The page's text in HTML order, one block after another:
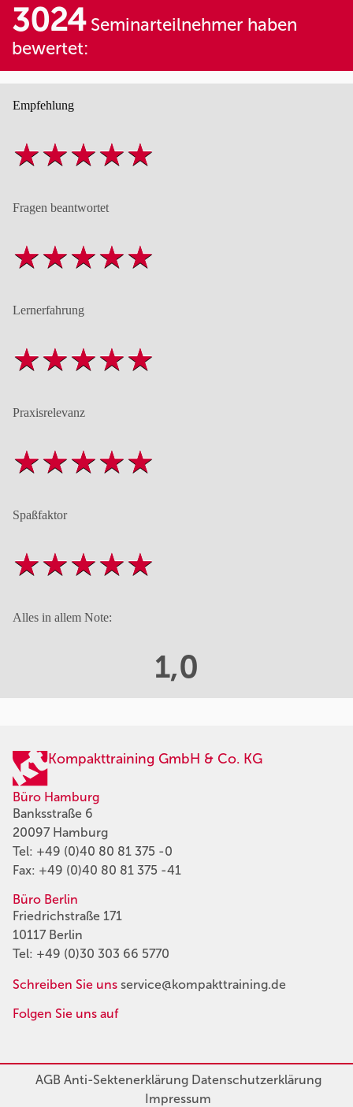
3024Seminarteilnehmer haben
bewertet:
Empfehlung
Fragen beantwortet
Lernerfahrung
Praxisrelevanz
Spaßfaktor
Alles in allem Note:
1,0
Kompakttraining GmbH & Co. KG
Büro Hamburg
Banksstraße 6
20097 Hamburg
Tel: +49 (0)40 80 81 375 -0
Fax: +49 (0)40 80 81 375 -41
Büro Berlin
Friedrichstraße 171
10117 Berlin
Tel: +49 (0)30 303 66 5770
Schreiben Sie uns service@kompakttraining.de
Folgen Sie uns auf
AGBAnti-SektenerklärungDatenschutzerklärung
Impressum